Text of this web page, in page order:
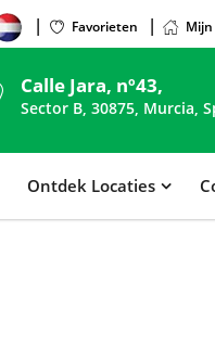
Favorieten
Calle Jara, nº43,
Sector B, 30875, Murcia,
Ontdek Locaties